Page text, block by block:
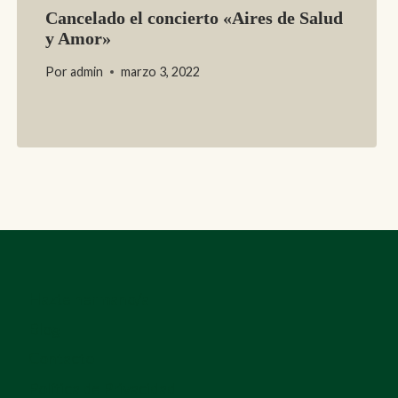
Cancelado el concierto «Aires de Salud
y Amor»
Por admin marzo 3, 2022